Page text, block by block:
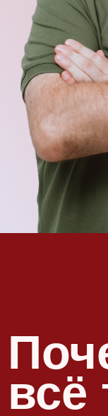
Вопросов
все жизненные
а решить их
семинары
городе!
которые табунами
Как
сухой начитки
часа (именно такая
сможете узнать обо
как выйти из самых